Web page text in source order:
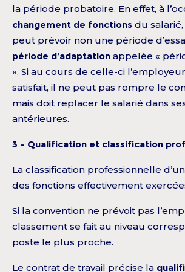
la période probatoire. En effet, à
changement de fonctions du
peut prévoir non une période
période d’adaptation appelée «
». Si au cours de celle-ci l’employeur
satisfait, il ne peut pas rompre le
mais doit replacer le salarié dans
antérieures.
3 – Qualification et classification
La classification professionnelle
des fonctions effectivement
Si la convention ne prévoit pas
classement se fait au niveau
poste le plus proche.
Le contrat de travail précise la